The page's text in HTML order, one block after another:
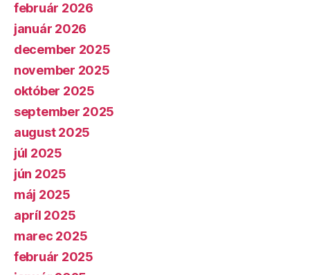
február 2026
január 2026
december 2025
november 2025
október 2025
september 2025
august 2025
júl 2025
jún 2025
máj 2025
apríl 2025
marec 2025
február 2025